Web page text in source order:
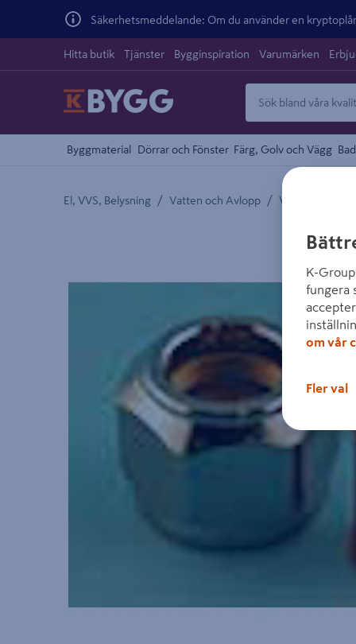
Säkerhetsmeddelande: Om du använder en
Hitta butik Tjänster Bygginspiration Varumärken
Byggmaterial Dörrar och Fönster Färg, Golv och Vägg
El, VVS, Belysning / Vatten och Avlopp / Vatten och
K-
fungera
om vår
Fler val